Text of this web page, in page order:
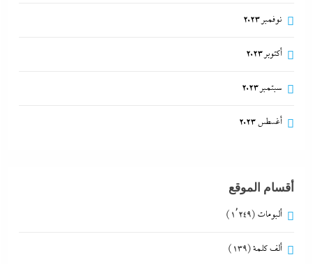
نوفمبر 2023
أكتوبر 2023
سبتمبر 2023
أغسطس 2023
أقسام الموقع
ألبومات (1٬249)
ألف كلمة(139)